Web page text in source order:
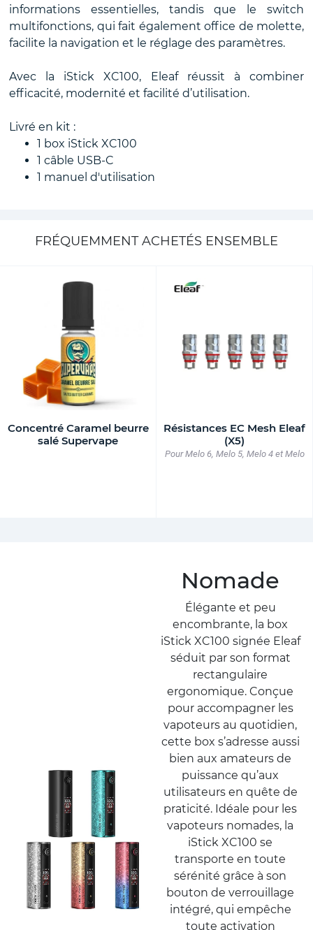
informations essentielles, tandis que le switch
multifonctions, qui fait également office de molette,
facilite la navigation et le réglage des paramètres.
Avec la iStick XC100, Eleaf réussit à combiner
efficacité, modernité et facilité d’utilisation.
Livré en kit :
1 box iStick XC100
1 câble USB-C
1 manuel d'utilisation
FRÉQUEMMENT ACHETÉS ENSEMBLE
Concentré Caramel beurre
salé Supervape
Résistances EC Mesh Eleaf
(X5)
Pour Melo 6, Melo 5, Melo 4 et Melo
Nomade
Élégante et peu
encombrante, la box
iStick XC100 signée Eleaf
séduit par son format
rectangulaire
ergonomique. Conçue
pour accompagner les
vapoteurs au quotidien,
cette box s’adresse aussi
bien aux amateurs de
puissance qu’aux
utilisateurs en quête de
praticité. Idéale pour les
vapoteurs nomades, la
iStick XC100 se
transporte en toute
sérénité grâce à son
bouton de verrouillage
intégré, qui empêche
toute activation